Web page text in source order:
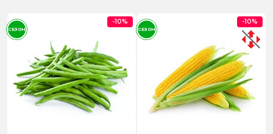
-10%
СЕЗОН
-10%
СЕЗОН